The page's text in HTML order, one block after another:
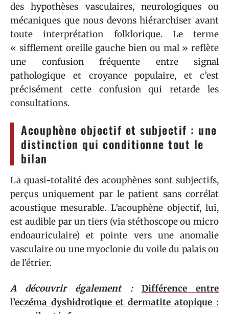
des hypothèses vasculaires, neurologiques ou
mécaniques que nous devons hiérarchiser avant
toute interprétation folklorique. Le terme
« sifflement oreille gauche bien ou mal » reflète
une confusion fréquente entre signal
pathologique et croyance populaire, et c’est
précisément cette confusion qui retarde les
consultations.
Acouphène objectif et subjectif : une
distinction qui conditionne tout le
bilan
La quasi-totalité des acouphènes sont subjectifs,
perçus uniquement par le patient sans corrélat
acoustique mesurable. L’acouphène objectif, lui,
est audible par un tiers (via stéthoscope ou micro
endoauriculaire) et pointe vers une anomalie
vasculaire ou une myoclonie du voile du palais ou
de l’étrier.
A découvrir également :
Différence entre
l’eczéma dyshidrotique et dermatite atopique :